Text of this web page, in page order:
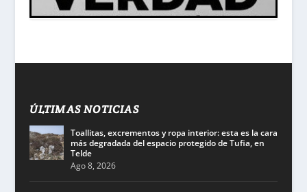
ÚLTIMAS NOTICIAS
Toallitas, excrementos y ropa interior: esta es la cara
más degradada del espacio protegido de Tufia, en
Telde
Ago 8, 2026